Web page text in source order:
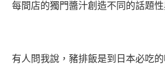
每間店的獨門醬汁創造不同的話題性
有人問我說，豬排飯是到日本必吃